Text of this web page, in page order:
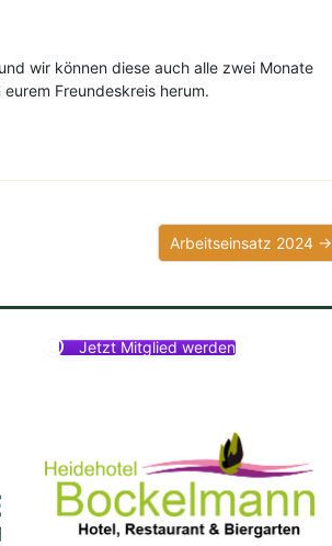
wir können diese auch alle zwei Monate
Freundeskreis herum.
Arbeitseinsatz 2024 →
Jetzt Mitglied werden